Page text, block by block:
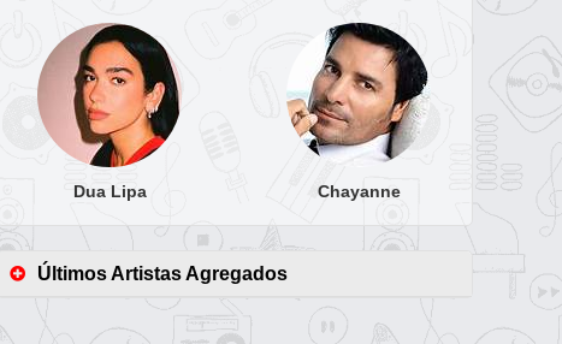
Dua Lipa Chayanne
Últimos Artistas Agregados